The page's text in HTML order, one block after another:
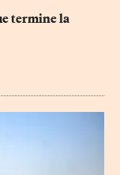
termine la